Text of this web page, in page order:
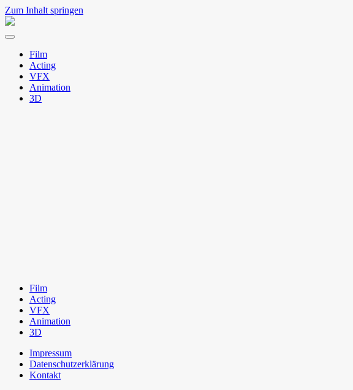
Zum Inhalt springen
Natto
Menü
umschalten
Film
Acting
VFX
Animation
3D
Film
Acting
VFX
Animation
3D
Impressum
Datenschutzerklärung
Kontakt